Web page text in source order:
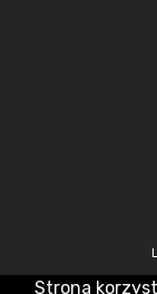
Strona